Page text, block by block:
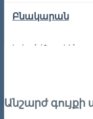
Բնակարան
Երևան/Փոքր
Անշարժ